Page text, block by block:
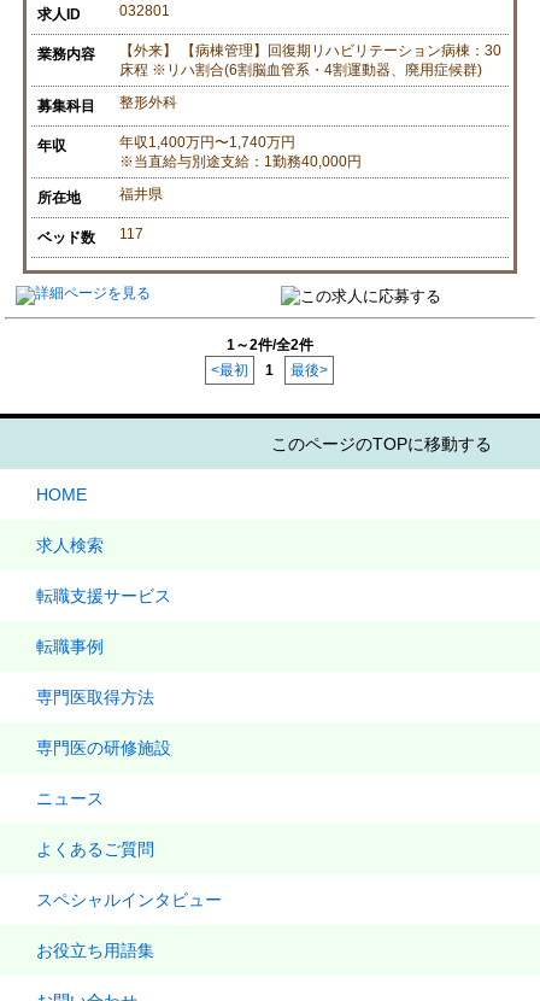
求人ID 032801
業務内容
【外来】 【病棟管理】回復期リハビリテーション病棟：30
床程 ※リハ割合(6割脳血管系・4割運動器、廃用症候群)
募集科目 整形外科
年収
年収1,400万円〜1,740万円
※当直給与別途支給：1勤務40,000円
所在地 福井県
ベッド数 117
1～2件/全2件
<最初
1 最後>
このページのTOPに移動する
HOME
求人検索
転職支援サービス
転職事例
専門医取得方法
専門医の研修施設
ニュース
よくあるご質問
スペシャルインタビュー
お役立ち用語集